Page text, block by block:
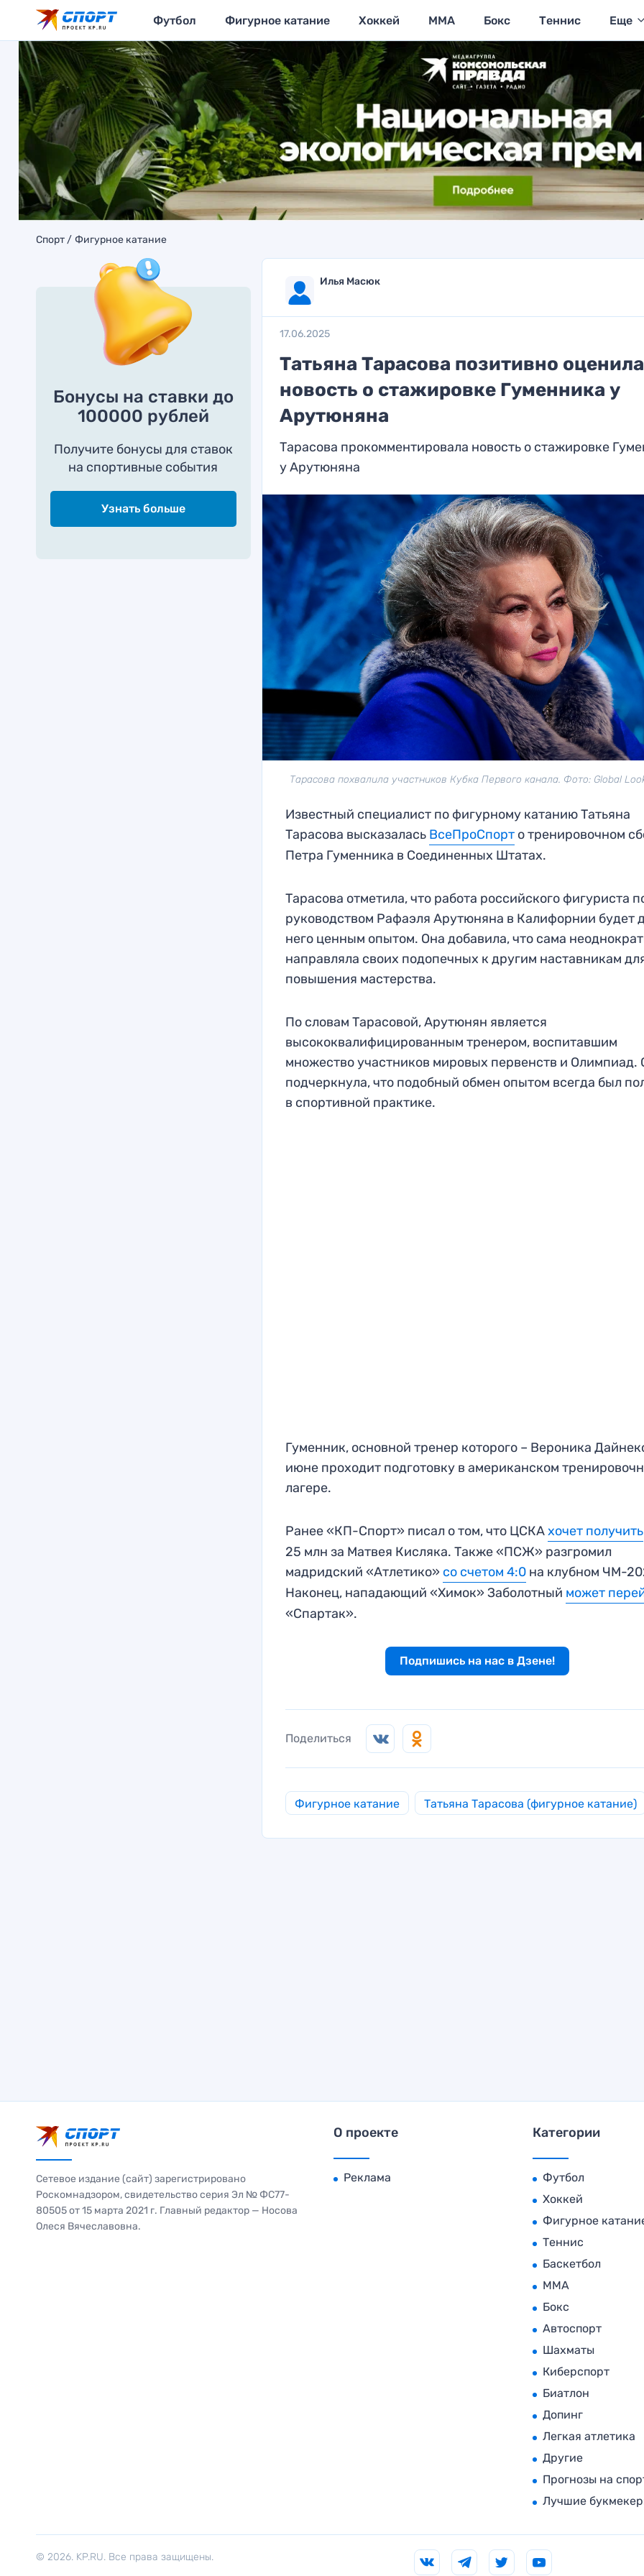
Футбол Фигурное катание Хоккей MMA Бокс Теннис Еще
Спорт Фигурное катание
Бонусы на ставки до
100000 рублей
Получите бонусы для ставок
на спортивные события
Узнать больше
Илья Масюк
17.06.2025
Татьяна Тарасова позитивно оценила
новость о стажировке Гуменника у
Арутюняна
Тарасова прокомментировала новость о стажировке
у Арутюняна
Тарасова похвалила участников Кубка Первого канала. Фото: Global
Известный специалист по фигурному катанию Татьяна
Тарасова высказалась ВсеПроСпорт о тренировочном
Петра Гуменника в Соединенных Штатах.
Тарасова отметила, что работа российского фигуриста
руководством Рафаэля Арутюняна в Калифорнии будет
него ценным опытом. Она добавила, что сама
направляла своих подопечных к другим наставникам
повышения мастерства.
По словам Тарасовой, Арутюнян является
высококвалифицированным тренером, воспитавшим
множество участников мировых первенств и Олимпиад.
подчеркнула, что подобный обмен опытом всегда был
в спортивной практике.
Гуменник, основной тренер которого – Вероника
июне проходит подготовку в американском
лагере.
Ранее «КП-Спорт» писал о том, что ЦСКАхочет получить
25 млн за Матвея Кисляка. Также «ПСЖ» разгромил
мадридский «Атлетико» со счетом 4:0 на клубном ЧМ-
Наконец, нападающий «Химок» Заболотный может
«Спартак».
Подпишись на нас в Дзене!
Поделиться
Фигурное катание Татьяна Тарасова (фигурное катание)
Сетевое издание (сайт) зарегистрировано
Роскомнадзором, свидетельство серия Эл № ФС77-
80505 от 15 марта 2021 г. Главный редактор — Носова
Олеся Вячеславовна.
О проекте
Реклама
Категории
Футбол
Хоккей
Фигурное
Теннис
Баскетбол
MMA
Бокс
Автоспорт
Шахматы
Киберспорт
Биатлон
Допинг
Легкая атлетика
Другие
Прогнозы на
Лучшие
© 2026. KP.RU. Все права защищены.